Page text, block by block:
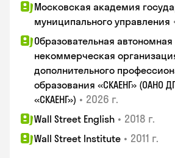
Московская академия
муниципального управления
Образовательная автономная
некоммерческая
дополнительного
образования «СКАЕНГ» (ОАНО
«СКАЕНГ») • 2026 г.
Wall Street English • 2018 г.
Wall Street Institute • 2011 г.